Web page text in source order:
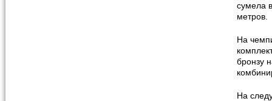
сумела
метров.
На
бронзу
На